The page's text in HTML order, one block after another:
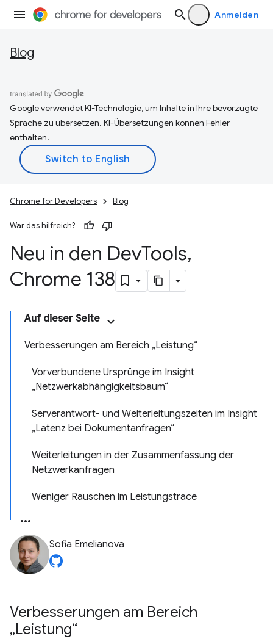
Anmelden
Blog
Google verwendet KI-Technologie, um Inhalte in Ihre bevorzugte
Sprache zu übersetzen. KI-Übersetzungen können Fehler
enthalten.
Chrome for Developers Blog
War das hilfreich?
Neu in den DevTools,
Chrome 138
Auf dieser Seite
Verbesserungen am Bereich „Leistung“
Vorverbundene Ursprünge im Insight
„Netzwerkabhängigkeitsbaum“
Serverantwort- und Weiterleitungszeiten im Insight
„Latenz bei Dokumentanfragen“
Weiterleitungen in der Zusammenfassung der
Netzwerkanfragen
Weniger Rauschen im Leistungstrace
Sofia Emelianova
Verbesserungen am Bereich
„Leistung“